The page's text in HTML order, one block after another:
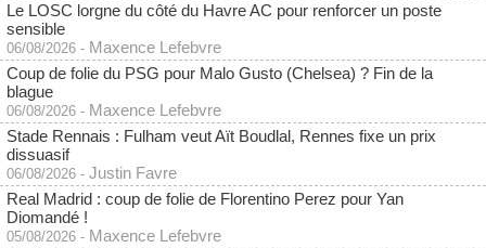
Le LOSC lorgne du côté du Havre AC pour renforcer un poste
sensible
06/08/2026 - Maxence Lefebvre
Coup de folie du PSG pour Malo Gusto (Chelsea) ? Fin de la
blague
06/08/2026 - Maxence Lefebvre
Stade Rennais : Fulham veut Aït Boudlal, Rennes fixe un prix
dissuasif
06/08/2026 - Justin Favre
Real Madrid : coup de folie de Florentino Perez pour Yan
Diomandé !
05/08/2026 - Maxence Lefebvre